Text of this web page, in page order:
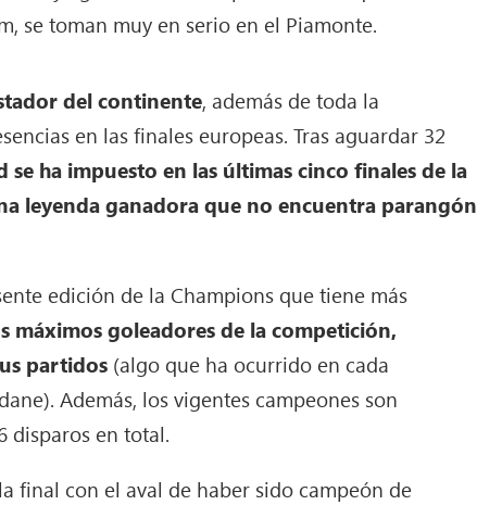
se toman muy en serio en el Piamonte.
del continente, además de toda la
en las finales europeas. Tras aguardar 32
se ha impuesto en las últimas cinco finales de la
leyenda ganadora que no encuentra parangón
edición de la Champions que tiene más
máximos goleadores de la competición,
partidos (algo que ha ocurrido en cada
Además, los vigentes campeones son
disparos en total.
final con el aval de haber sido campeón de